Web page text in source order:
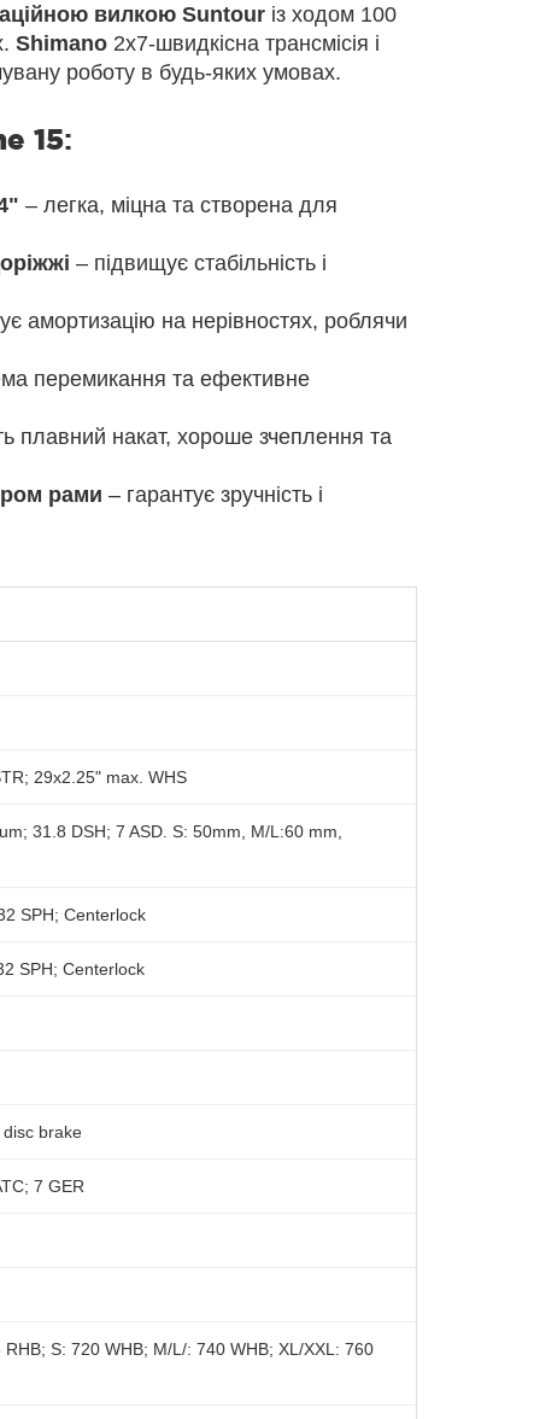
вилкою Suntourіз ходом 100
Shimano2x7-швидкісна трансмісія і
роботу в будь-яких умовах.
15:
– легка, міцна та створена для
– підвищує стабільність і
амортизацію на нерівностях, роблячи
перемикання та ефективне
плавний накат, хороше зчеплення та
рами – гарантує зручність і
29x2.25" max. WHS
31.8 DSH; 7 ASD. S: 50mm, M/L:60 mm,
SPH; Centerlock
SPH; Centerlock
brake
7 GER
S: 720 WHB; M/L/: 740 WHB; XL/XXL: 760